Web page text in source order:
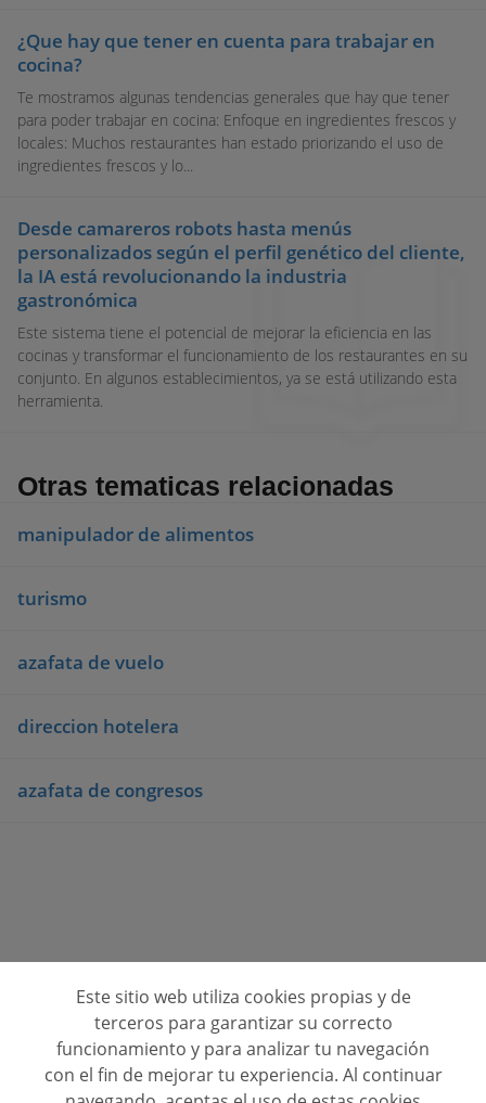
¿Que hay que tener en cuenta para trabajar en
cocina?
Te mostramos algunas tendencias generales que hay que tener
para poder trabajar en cocina: Enfoque en ingredientes frescos y
locales: Muchos restaurantes han estado priorizando el uso de
ingredientes frescos y lo...
Desde camareros robots hasta menús
personalizados según el perfil genético del cliente,
la IA está revolucionando la industria
gastronómica
Este sistema tiene el potencial de mejorar la eficiencia en las
cocinas y transformar el funcionamiento de los restaurantes en su
conjunto. En algunos establecimientos, ya se está utilizando esta
herramienta.
Otras tematicas relacionadas
manipulador de alimentos
turismo
azafata de vuelo
direccion hotelera
azafata de congresos
Consulta opiniones de centros de formación
Quienes Somos
Este sitio web utiliza cookies propias y de
terceros para garantizar su correcto
funcionamiento y para analizar tu navegación
con el fin de mejorar tu experiencia. Al continuar